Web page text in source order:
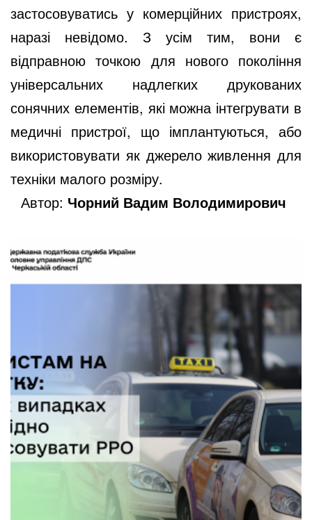
застосовуватись у комерційних пристроях,
наразі невідомо. З усім тим, вони є
відправною точкою для нового покоління
універсальних надлегких друкованих
сонячних елементів, які можна інтегрувати в
медичні пристрої, що імплантуються, або
використовувати як джерело живлення для
техніки малого розміру.
Автор: Чорний Вадим Володимирович